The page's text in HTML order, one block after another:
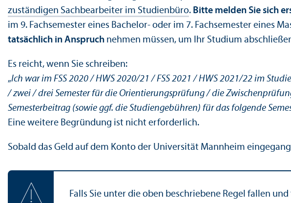
zuständigen Sachbearbeiter im Studien­büro. Bitte melden Sie sich
im 9. Fach­semester eines Bachelor- oder im 7. Fach­semester eines
tatsächlich in Anspruch nehmen müssen, um Ihr Studium
Es reicht, wenn Sie schreiben:
„Ich war im FSS 2020 / HWS 2020/21 / FSS 2021 / HWS 2021/22 im
/ zwei / drei Semester für die Orientierungs­prüfung / die
Semesterbeitrag (sowie ggf. die Studien­gebühren) für das folgende
Eine weitere Begründung ist nicht erforderlich.
Sobald das Geld auf dem Konto der Universität Mannheim
Falls Sie unter die oben beschriebene Regel fallen